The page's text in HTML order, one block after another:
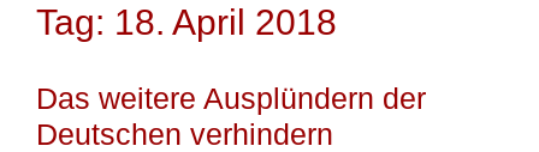
Tag: 18. April 2018
Das weitere Ausplündern der
Deutschen verhindern